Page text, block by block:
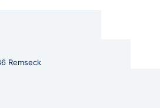
Remseck